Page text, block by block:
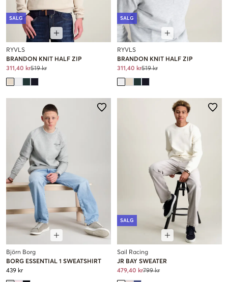
SALG
RYVLS
BRANDON KNIT HALF ZIP
311,40 kr519 kr
SALG
RYVLS
BRANDON KNIT HALF ZIP
311,40 kr519 kr
Björn Borg
BORG ESSENTIAL 1 SWEATSHIRT
439 kr
SALG
Sail Racing
JR BAY SWEATER
479,40 kr799 kr